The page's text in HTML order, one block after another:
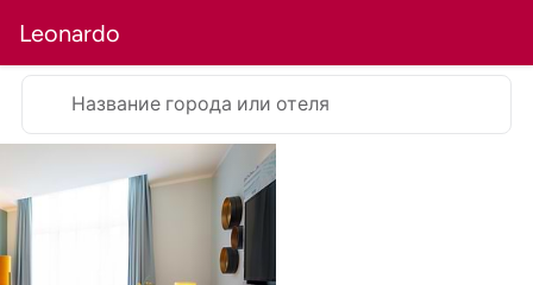
Leonardo
Название города или отеля